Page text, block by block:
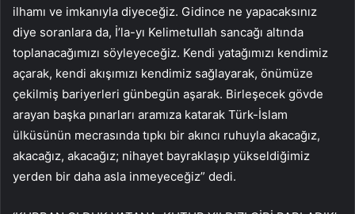
ilhamı ve imkanıyla diyeceğiz. Gidince ne yapacaksınız
diye soranlara da, İ’la-yı Kelimetullah sancağı altında
toplanacağımızı söyleyeceğiz. Kendi yatağımızı kendimiz
açarak, kendi akışımızı kendimiz sağlayarak, önümüze
çekilmiş bariyerleri günbegün aşarak. Birleşecek gövde
arayan başka pınarları aramıza katarak Türk-İslam
ülküsünün mecrasında tıpkı bir akıncı ruhuyla akacağız,
akacağız, akacağız; nihayet bayraklaşıp yükseldiğimiz
yerden bir daha asla inmeyeceğiz” dedi.